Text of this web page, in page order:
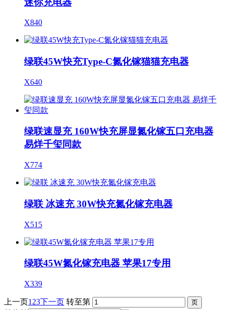
X840
绿联45W快充Type-C氮化镓猫猫充电器
X640
绿联速显充 160W快充屏显氮化镓五口充电器
易烊千玺同款
X774
绿联 冰速充 30W快充氮化镓充电器
X515
绿联45W氮化镓充电器 苹果17专用
X339
上一页1 23下一页 转至第